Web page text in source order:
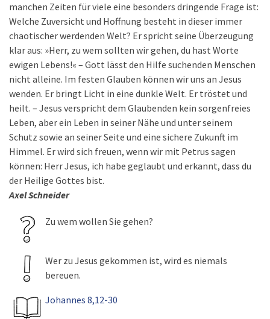
manchen Zeiten für viele eine besonders dringende Frage ist:
Welche Zuversicht und Hoffnung besteht in dieser immer
chaotischer werdenden Welt? Er spricht seine Überzeugung
klar aus: »Herr, zu wem sollten wir gehen, du hast Worte
ewigen Lebens!« – Gott lässt den Hilfe suchenden Menschen
nicht alleine. Im festen Glauben können wir uns an Jesus
wenden. Er bringt Licht in eine dunkle Welt. Er tröstet und
heilt. – Jesus verspricht dem Glaubenden kein sorgenfreies
Leben, aber ein Leben in seiner Nähe und unter seinem
Schutz sowie an seiner Seite und eine sichere Zukunft im
Himmel. Er wird sich freuen, wenn wir mit Petrus sagen
können: Herr Jesus, ich habe geglaubt und erkannt, dass du
der Heilige Gottes bist.
Axel Schneider
Zu wem wollen Sie gehen?
Wer zu Jesus gekommen ist, wird es niemals
bereuen.
Johannes 8,12-30